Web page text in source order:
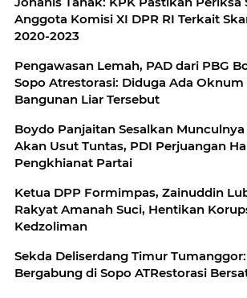
Anggota Komisi XI DPR RI Terkait
2020-2023
Pengawasan Lemah, PAD dari PBG
Sopo Atrestorasi: Diduga Ada Oknum
Bangunan Liar Tersebut
Boydo Panjaitan Sesalkan Munculnya
Akan Usut Tuntas, PDI Perjuangan
Pengkhianat Partai
Ketua DPP Formimpas, Zainuddin
Rakyat Amanah Suci, Hentikan
Kedzoliman
Sekda Deliserdang Timur
Bergabung di Sopo ATRestorasi